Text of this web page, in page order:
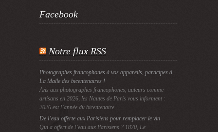
Facebook
Notre flux RSS
Photographes francophones à vos appareils, participez à
La Malle des bicentenaires !
Avis aux photographes francophones, auteurs comme
artisans en 2026, les Nautes de Paris vous informent :
2026 est l’année du bicentenaire
De l’eau offerte aux Parisiens pour remplacer le vin
Qui a offert de l’eau aux Parisiens ? 1870, Le